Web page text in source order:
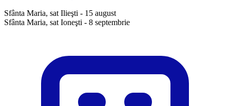
Sfânta Maria, sat Ilieşti - 15 august
Sfânta Maria, sat Ioneşti - 8 septembrie